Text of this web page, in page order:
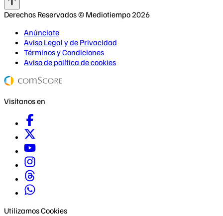
Derechos Reservados © Mediotiempo 2026
Anúnciate
Aviso Legal y de Privacidad
Términos y Condiciones
Aviso de política de cookies
Visítanos en
Utilizamos Cookies